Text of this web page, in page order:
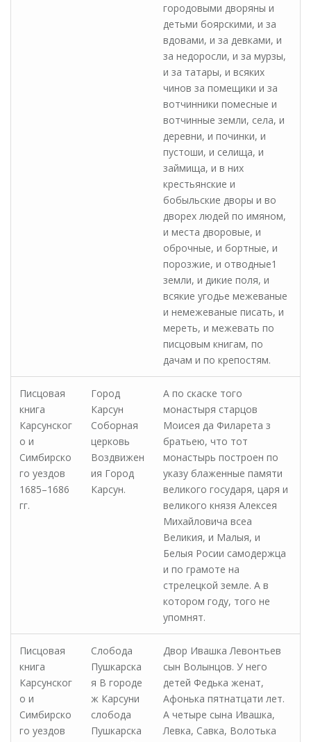
городовыми дворяны и
детьми боярскими, и за
вдовами, и за девками, и
за недоросли, и за мурзы,
и за татары, и всяких
чинов за помещики и за
вотчинники помесные и
вотчинные земли, села, и
деревни, и починки, и
пустоши, и селища, и
займища, и в них
крестьянские и
бобыльские дворы и во
дворех людей по имяном,
и места дворовые, и
оброчные, и бортные, и
порозжие, и отводные1
земли, и дикие поля, и
всякие угодье межеваные
и немежеваные писать, и
мереть, и межевать по
писцовым книгам, по
дачам и по крепостям.
Писцовая
книга
Карсунског
о и
Симбирско
го уездов
1685–1686
гг.
Город
Карсун
Соборная
церковь
Воздвижен
ия Город
Карсун.
А по скаске того
монастыря старцов
Моисея да Филарета з
братьею, что тот
монастырь построен по
указу блаженные памяти
великого государя, царя и
великого князя Алексея
Михайловича всеа
Великия, и Малыя, и
Белыя Росии самодержца
и по грамоте на
стрелецкой земле. А в
котором году, того не
упомнят.
Писцовая
книга
Карсунског
о и
Симбирско
го уездов
Слобода
Пушкарска
я В городе
ж Карсуни
слобода
Пушкарска
Двор Ивашка Левонтьев
сын Волынцов. У него
детей Федька женат,
Афонька пятнатцати лет.
А четыре сына Ивашка,
Левка, Савка, Волотька